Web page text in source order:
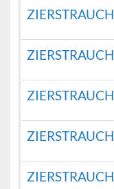
ZIERSTRAUCH
ZIERSTRAUCH
ZIERSTRAUCH
ZIERSTRAUCH
ZIERSTRAUCH